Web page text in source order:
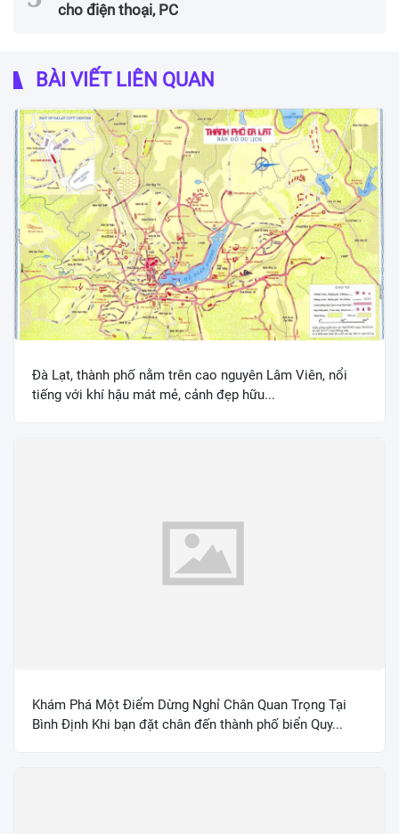
cho điện thoại, PC
BÀI VIẾT LIÊN QUAN
Đà Lạt, thành phố nằm trên cao nguyên Lâm Viên, nổi
tiếng với khí hậu mát mẻ, cảnh đẹp hữu...
Khám Phá Một Điểm Dừng Nghỉ Chân Quan Trọng Tại
Bình Định Khi bạn đặt chân đến thành phố biển Quy...